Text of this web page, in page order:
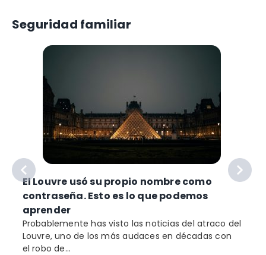
Seguridad familiar
El Louvre usó su propio nombre como
contraseña. Esto es lo que podemos
aprender
Probablemente has visto las noticias del atraco del
Louvre, uno de los más audaces en décadas con
el robo de...